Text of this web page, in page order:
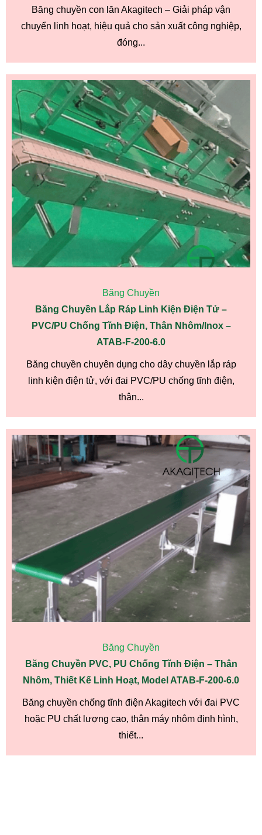
Băng chuyền con lăn Akagitech – Giải pháp vận
chuyển linh hoạt, hiệu quả cho sản xuất công nghiệp,
đóng...
Băng Chuyền
Băng Chuyền Lắp Ráp Linh Kiện Điện Tử –
PVC/PU Chống Tĩnh Điện, Thân Nhôm/Inox –
ATAB-F-200-6.0
Băng chuyền chuyên dụng cho dây chuyền lắp ráp
linh kiện điện tử, với đai PVC/PU chống tĩnh điện,
thân...
Băng Chuyền
Băng Chuyền PVC, PU Chống Tĩnh Điện – Thân
Nhôm, Thiết Kế Linh Hoạt, Model ATAB-F-200-6.0
Băng chuyền chống tĩnh điện Akagitech với đai PVC
hoặc PU chất lượng cao, thân máy nhôm định hình,
thiết...